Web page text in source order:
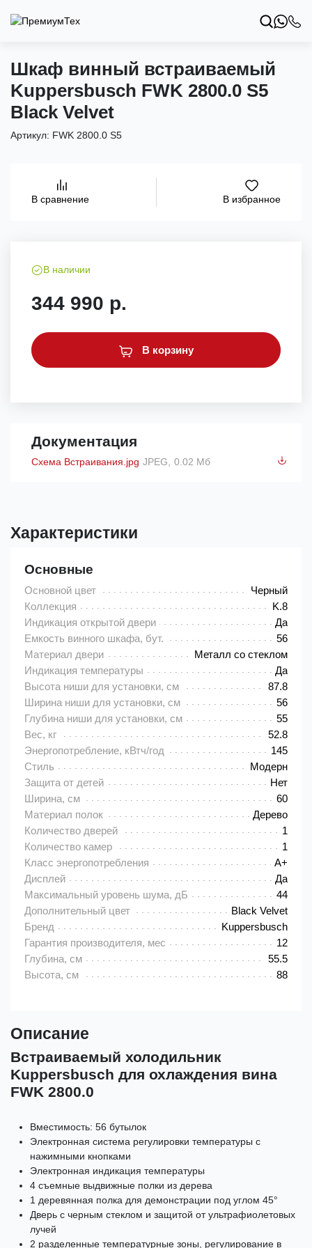
Шкаф винный встраиваемый
Kuppersbusch FWK 2800.0 S5
Black Velvet
Артикул: FWK 2800.0 S5
В сравнение В избранное
В наличии
344 990 р.
В корзину
Документация
Схема Встраивания.jpg JPEG, 0.02 Мб
Характеристики
Основные
Основной цвет
Черный
Коллекция
K.8
Индикация открытой двери
Да
Емкость винного шкафа, бут.
56
Материал двери
Металл со стеклом
Индикация температуры
Да
Высота ниши для установки, см
87.8
Ширина ниши для установки, см
56
Глубина ниши для установки, см
55
Вес, кг
52.8
Энергопотребление, кВтч/год
145
Стиль
Модерн
Защита от детей
Нет
Ширина, см
60
Материал полок
Дерево
Количество дверей
1
Количество камер
1
Класс энергопотребления
A+
Дисплей
Да
Максимальный уровень шума, дБ
44
Дополнительный цвет
Black Velvet
Бренд
Kuppersbusch
Гарантия производителя, мес
12
Глубина, см
55.5
Высота, см
88
Описание
Встраиваемый холодильник
Kuppersbusch для охлаждения вина
FWK 2800.0
Вместимость: 56 бутылок
Электронная система регулировки температуры с
нажимными кнопками
Электронная индикация температуры
4 съемные выдвижные полки из дерева
1 деревянная полка для демонстрации под углом 45°
Дверь с черным стеклом и защитой от ультрафиолетовых
лучей
2 разделенные температурные зоны, регулирование в